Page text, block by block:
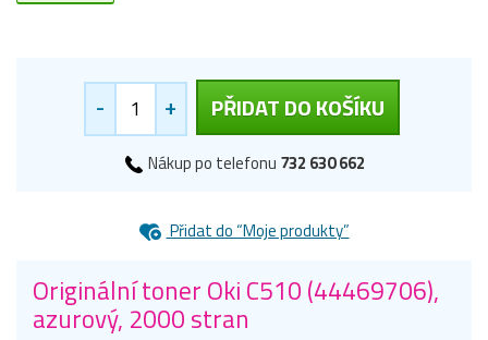
- + PŘIDAT DO KOŠÍKU
Nákup po telefonu 732 630 662
Přidat do “Moje produkty”
Originální toner Oki C510 (44469706),
azurový, 2000 stran